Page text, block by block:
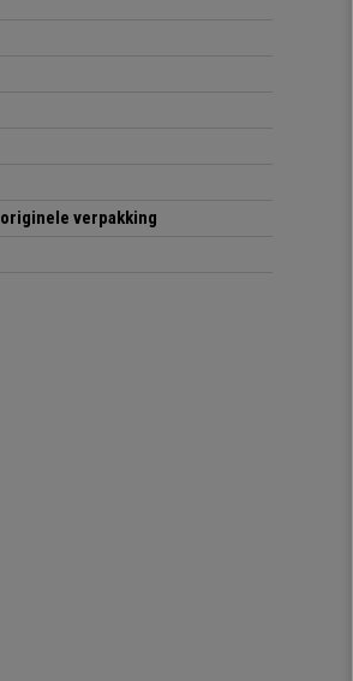
verpakking